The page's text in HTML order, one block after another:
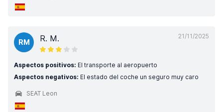
21/11/2025
RM R. M.
Aspectos positivos: El transporte al aeropuerto
Aspectos negativos: El estado del coche un seguro muy caro
SEAT Leon